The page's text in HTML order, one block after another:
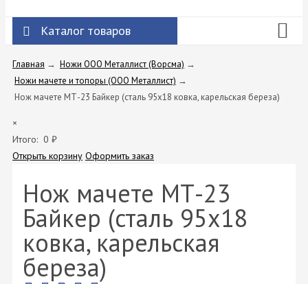
Каталог товаров
Главная → Ножи ООО Металлист (Ворсма) →
Ножи мачете и топоры (ООО Металлист) →
Нож мачете МТ-23 Байкер (сталь 95x18 ковка, карельская береза)
×
Итого: 0 ₽
Открыть корзину Оформить заказ
Нож мачете МТ-23
Байкер (сталь 95x18
ковка, карельская
береза)